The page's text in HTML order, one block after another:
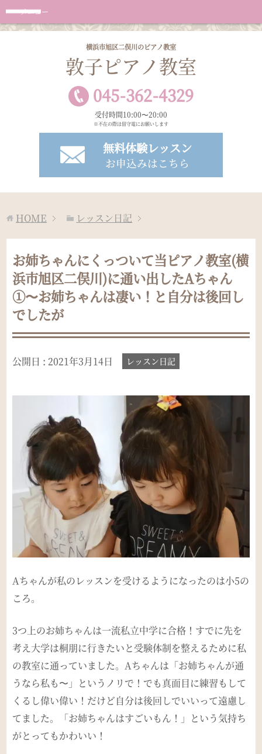
横浜市旭区二俣川のピアノ教室
敦子ピアノ教室
045-362-4329
受付時間10:00〜20:00
※不在の際は留守電にお願いします
無料体験レッスン
お申込みはこちら
メニュー
HOME レッスン日記
お姉ちゃんにくっついて当ピアノ教室(横
浜市旭区二俣川)に通い出したAちゃん
①〜お姉ちゃんは凄い！と自分は後回し
でしたが
公開日 : 2021年3月14日 レッスン日記
Aちゃんが私のレッスンを受けるようになったのは小5の
ころ。
3つ上のお姉ちゃんは一流私立中学に合格！すでに先を
考え大学は桐朋に行きたいと受験体制を整えるために私
の教室に通っていました。Aちゃんは「お姉ちゃんが通
うなら私も〜」というノリで！でも真面目に練習もして
くるし偉い偉い！だけど自分は後回しでいいって遠慮し
てました。「お姉ちゃんはすごいもん！」という気持ち
がとってもかわいい！